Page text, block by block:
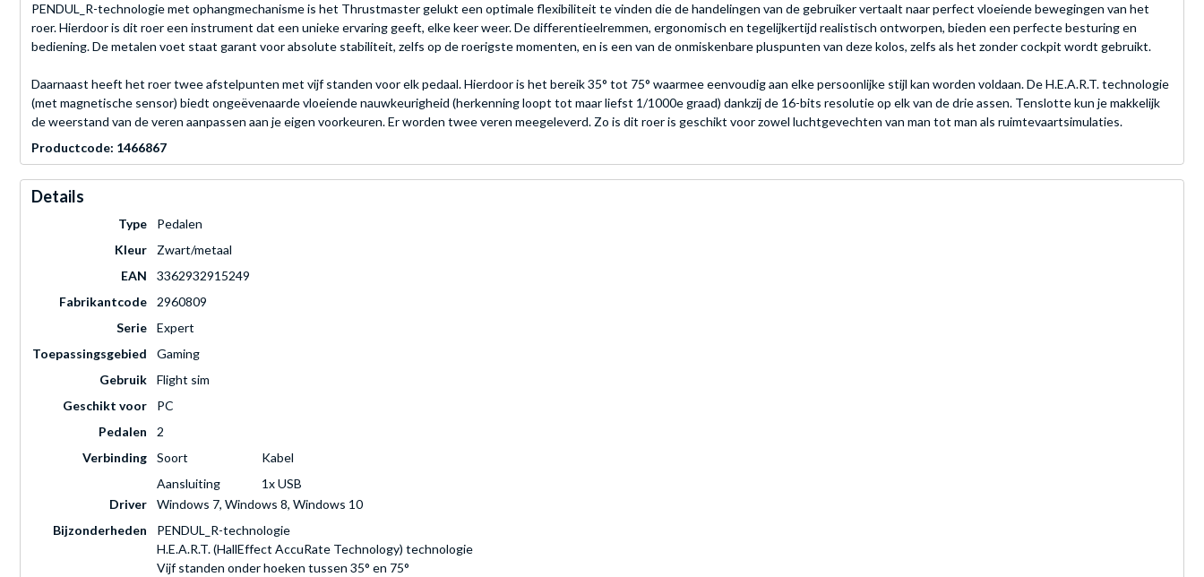
PENDUL_R-technologie met ophangmechanisme is het Thrustmaster gelukt een optimale flexibiliteit te vinden die de handelingen van de gebruiker vertaalt naar perfect vloeiende bewegingen van het
roer. Hierdoor is dit roer een instrument dat een unieke ervaring geeft, elke keer weer. De differentieelremmen, ergonomisch en tegelijkertijd realistisch ontworpen, bieden een perfecte besturing en
bediening. De metalen voet staat garant voor absolute stabiliteit, zelfs op de roerigste momenten, en is een van de onmiskenbare pluspunten van deze kolos, zelfs als het zonder cockpit wordt gebruikt.
Daarnaast heeft het roer twee afstelpunten met vijf standen voor elk pedaal. Hierdoor is het bereik 35° tot 75° waarmee eenvoudig aan elke persoonlijke stijl kan worden voldaan. De H.E.A.R.T. technologie
(met magnetische sensor) biedt ongeëvenaarde vloeiende nauwkeurigheid (herkenning loopt tot maar liefst 1/1000e graad) dankzij de 16-bits resolutie op elk van de drie assen. Tenslotte kun je makkelijk
de weerstand van de veren aanpassen aan je eigen voorkeuren. Er worden twee veren meegeleverd. Zo is dit roer is geschikt voor zowel luchtgevechten van man tot man als ruimtevaartsimulaties.
Productcode: 1466867
Details
Type
Pedalen
Kleur
Zwart/metaal
EAN
3362932915249
Fabrikantcode
2960809
Serie
Expert
Toepassingsgebied
Gaming
Gebruik
Flight sim
Geschikt voor
PC
Pedalen
2
Verbinding
Soort
Kabel
Aansluiting
1x USB
Driver
Windows 7, Windows 8, Windows 10
Bijzonderheden
PENDUL_R-technologie
H.E.A.R.T. (HallEffect AccuRate Technology) technologie
Vijf standen onder hoeken tussen 35° en 75°